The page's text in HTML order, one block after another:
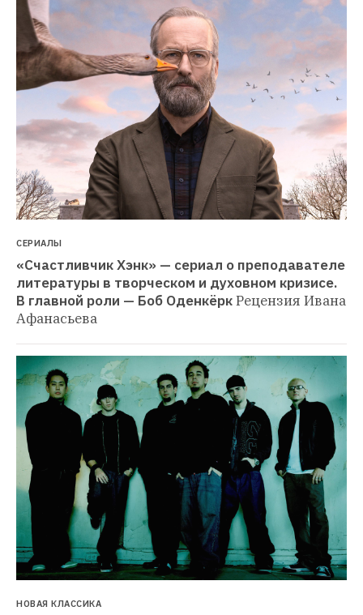
СЕРИАЛЫ
«Счастливчик Хэнк» — сериал о преподавателе
литературы в творческом и духовном кризисе.
В главной роли — Боб ОденкёркРецензия Ивана
Афанасьева
НОВАЯ КЛАССИКА